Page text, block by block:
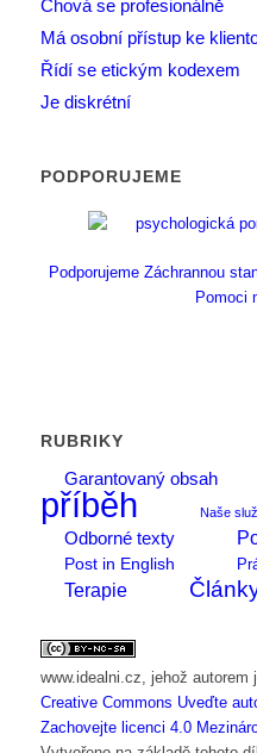
Chová se profesionálně
Má osobní přístup ke
Řídí se etickým kodexem
Je diskrétní
PODPORUJEME
Podporujeme Záchrannou
Pomoci
RUBRIKY
Garantovaný obsah
příběh
Naše
Odborné texty
Post in English
Terapie
www.idealni.cz , jehož autorem
Creative Commons Uveďte
Zachovejte licenci 4.0